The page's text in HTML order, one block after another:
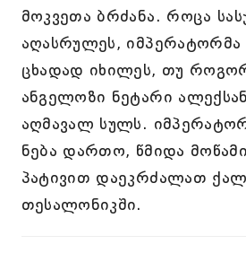
მოკვეთა ბრძანა. როცა
აღასრულეს,
ცხადად იხილეს, თუ
ანგელოზი ნეტარი
აღმავალ სულს.
ნება დართო, წმიდა
პატივით დაეკრძალათ
თესალონიკში.